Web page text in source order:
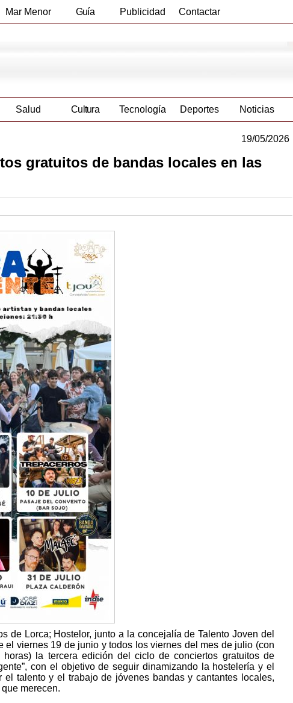
Mar Menor Guía Publicidad Contactar
Salud Cultura Tecnología Deportes Noticias
19/05/2026
gratuitos de bandas locales en las
de Lorca; Hostelor, junto a la concejalía de Talento Joven del
el viernes 19 de junio y todos los viernes del mes de julio (con
la tercera edición del ciclo de conciertos gratuitos de
con el objetivo de seguir dinamizando la hostelería y el
talento y el trabajo de jóvenes bandas y cantantes locales,
merecen.